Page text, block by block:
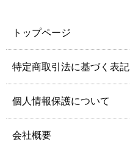
トップページ
特定商取引法に基づく表記
個人情報保護について
会社概要